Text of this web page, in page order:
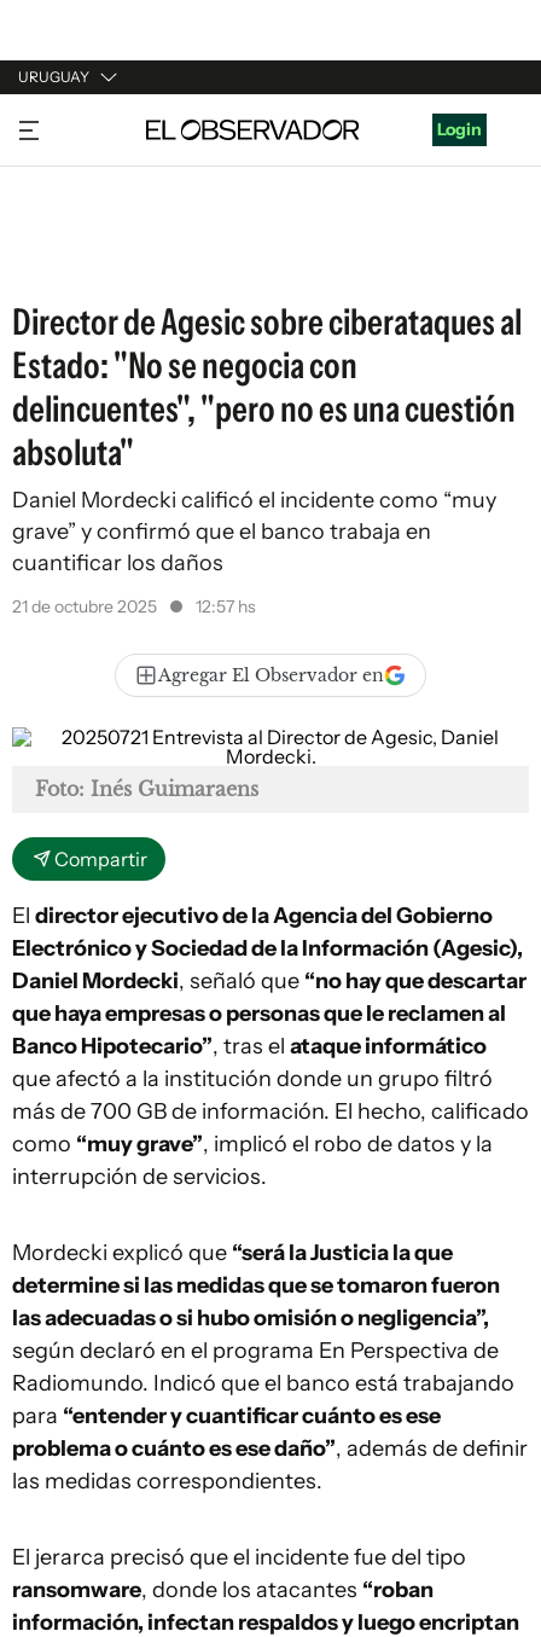
URUGUAY
URUGUAY
ARGENTINA
Login
Director de Agesic sobre ciberataques al
Estado: "No se negocia con
delincuentes", "pero no es una cuestión
absoluta"
Daniel Mordecki calificó el incidente como “muy
grave” y confirmó que el banco trabaja en
cuantificar los daños
21 de octubre 2025 12:57 hs
Agregar El Observador en
Foto: Inés Guimaraens
Compartir
El director ejecutivo de la Agencia del Gobierno
Electrónico y Sociedad de la Información (Agesic),
Daniel Mordecki, señaló que “no hay que descartar
que haya empresas o personas que le reclamen al
Banco Hipotecario”, tras el ataque informático
que afectó a la institución donde un grupo filtró
más de 700 GB de información. El hecho, calificado
como “muy grave”, implicó el robo de datos y la
interrupción de servicios.
Mordecki explicó que “será la Justicia la que
determine si las medidas que se tomaron fueron
las adecuadas o si hubo omisión o negligencia”,
según declaró en el programa En Perspectiva de
Radiomundo. Indicó que el banco está trabajando
para “entender y cuantificar cuánto es ese
problema o cuánto es ese daño”, además de definir
las medidas correspondientes.
El jerarca precisó que el incidente fue del tipo
ransomware, donde los atacantes “roban
información, infectan respaldos y luego encriptan